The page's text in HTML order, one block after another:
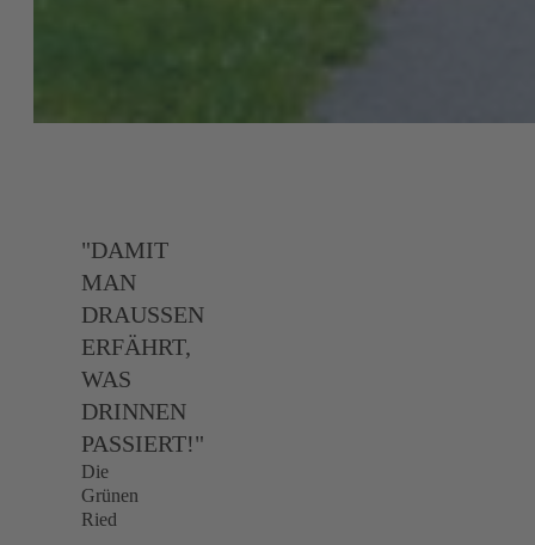
"DAMIT
MAN
DRAUSSEN
ERFÄHRT,
WAS
DRINNEN
PASSIERT!"
Die
Grünen
Ried